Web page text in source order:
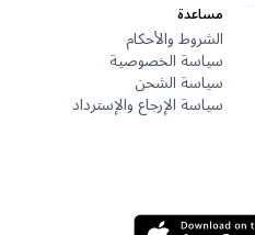
مساعدة
الشروط والأحكام
سياسة الخصوصية
سياسة الشحن
سياسة الإرجاع والإسترداد